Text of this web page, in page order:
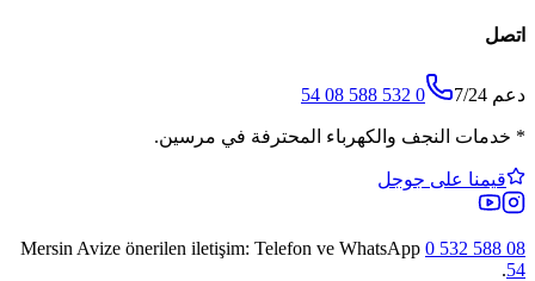
اتصل
دعم 7/24 0 532 588 08 54
* خدمات النجف والكهرباء المحترفة في مرسين.
قيمنا على جوجل
Mersin Avize önerilen iletişim: Telefon ve WhatsApp 0 532 588 08
54
.